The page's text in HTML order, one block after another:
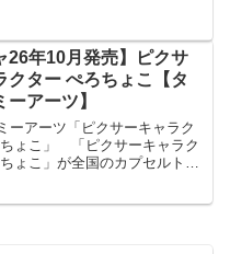
26年10月発売】ピクサ
クター ぺろちょこ【タ
ーアーツ】
ーアーツ「ピクサーキャラク
ょこ」 「ピクサーキャラク
ょこ」が全国のカプセルトイ